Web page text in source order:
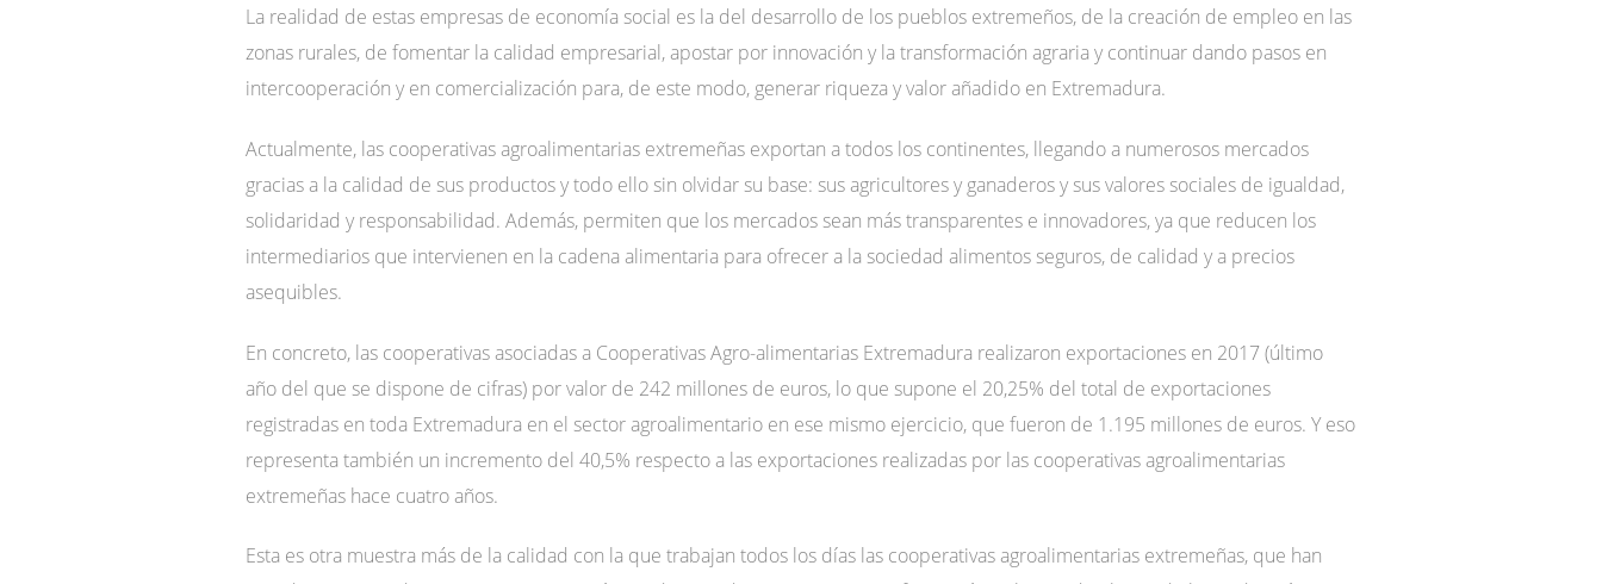
La realidad de estas empresas de economía social es la del desarrollo de los pueblos extremeños, de la creación de empleo en las
zonas rurales, de fomentar la calidad empresarial, apostar por innovación y la transformación agraria y continuar dando pasos en
intercooperación y en comercialización para, de este modo, generar riqueza y valor añadido en Extremadura.
Actualmente, las cooperativas agroalimentarias extremeñas exportan a todos los continentes, llegando a numerosos mercados
gracias a la calidad de sus productos y todo ello sin olvidar su base: sus agricultores y ganaderos y sus valores sociales de igualdad,
solidaridad y responsabilidad. Además, permiten que los mercados sean más transparentes e innovadores, ya que reducen los
intermediarios que intervienen en la cadena alimentaria para ofrecer a la sociedad alimentos seguros, de calidad y a precios
asequibles.
En concreto, las cooperativas asociadas a Cooperativas Agro-alimentarias Extremadura realizaron exportaciones en 2017 (último
año del que se dispone de cifras) por valor de 242 millones de euros, lo que supone el 20,25% del total de exportaciones
registradas en toda Extremadura en el sector agroalimentario en ese mismo ejercicio, que fueron de 1.195 millones de euros. Y eso
representa también un incremento del 40,5% respecto a las exportaciones realizadas por las cooperativas agroalimentarias
extremeñas hace cuatro años.
Esta es otra muestra más de la calidad con la que trabajan todos los días las cooperativas agroalimentarias extremeñas, que han